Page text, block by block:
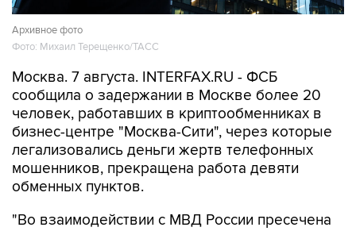
Архивное фото
Фото: Михаил Терещенко/ТАСС
Москва. 7 августа. INTERFAX.RU - ФСБ
сообщила о задержании в Москве более 20
человек, работавших в криптообменниках в
бизнес-центре "Москва-Сити", через которые
легализовались деньги жертв телефонных
мошенников, прекращена работа девяти
обменных пунктов.
"Во взаимодействии с МВД России пресечена